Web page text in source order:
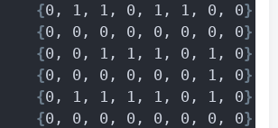
{0, 1, 1, 0, 1, 1, 0, 0}
{0, 0, 0, 0, 0, 0, 0, 0}
{0, 0, 1, 1, 1, 0, 1, 0}
{0, 0, 0, 0, 0, 0, 1, 0}
{0, 1, 1, 1, 1, 0, 1, 0}
{0, 0, 0, 0, 0, 0, 0, 0}